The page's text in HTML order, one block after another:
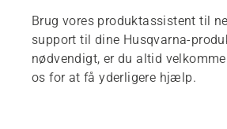
Brug vores produktassistent til
support til dine Husqvarna-
nødvendigt, er du altid
os for at få yderligere hjælp.